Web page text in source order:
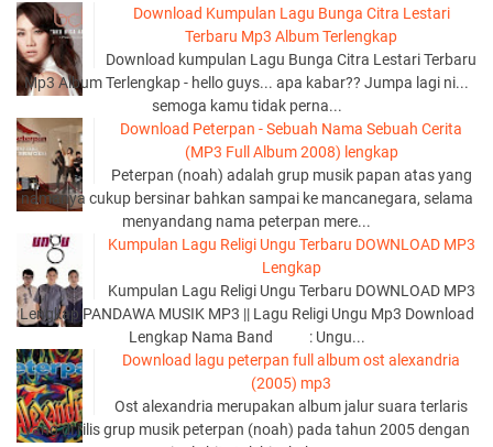
Download Kumpulan Lagu Bunga Citra Lestari
Terbaru Mp3 Album Terlengkap
Download kumpulan Lagu Bunga Citra Lestari Terbaru
Mp3 Album Terlengkap - hello guys... apa kabar?? Jumpa lagi ni...
semoga kamu tidak perna...
Download Peterpan - Sebuah Nama Sebuah Cerita
(MP3 Full Album 2008) lengkap
Peterpan (noah) adalah grup musik papan atas yang
namanya cukup bersinar bahkan sampai ke mancanegara, selama
menyandang nama peterpan mere...
Kumpulan Lagu Religi Ungu Terbaru DOWNLOAD MP3
Lengkap
Kumpulan Lagu Religi Ungu Terbaru DOWNLOAD MP3
Lengkap PANDAWA MUSIK MP3 || Lagu Religi Ungu Mp3 Download
Lengkap Nama Band : Ungu...
Download lagu peterpan full album ost alexandria
(2005) mp3
Ost alexandria merupakan album jalur suara terlaris
yang di rilis grup musik peterpan (noah) pada tahun 2005 dengan